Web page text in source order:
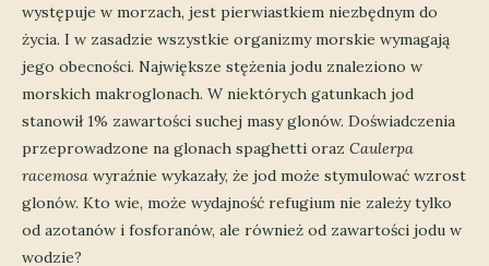
występuje w morzach, jest pierwiastkiem niezbędnym do
życia. I w zasadzie wszystkie organizmy morskie wymagają
jego obecności. Największe stężenia jodu znaleziono w
morskich makroglonach. W niektórych gatunkach jod
stanowił 1% zawartości suchej masy glonów. Doświadczenia
przeprowadzone na glonach spaghetti oraz Caulerpa
racemosa wyraźnie wykazały, że jod może stymulować wzrost
glonów. Kto wie, może wydajność refugium nie zależy tylko
od azotanów i fosforanów, ale również od zawartości jodu w
wodzie?